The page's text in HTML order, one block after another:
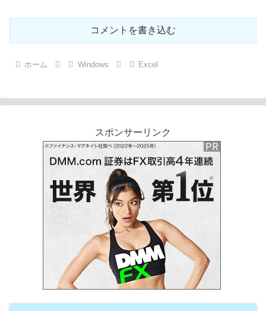
コメントを書き込む
ホーム Windows Excel
スポンサーリンク